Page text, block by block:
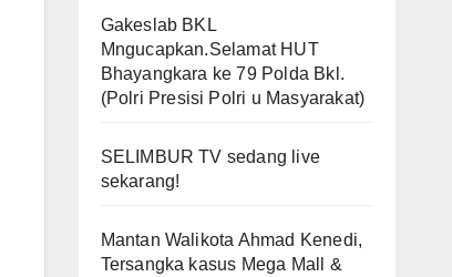
Gakeslab BKL
Mngucapkan.Selamat HUT
Bhayangkara ke 79 Polda Bkl.
(Polri Presisi Polri u Masyarakat)
SELIMBUR TV sedang live
sekarang!
Mantan Walikota Ahmad Kenedi,
Tersangka kasus Mega Mall &